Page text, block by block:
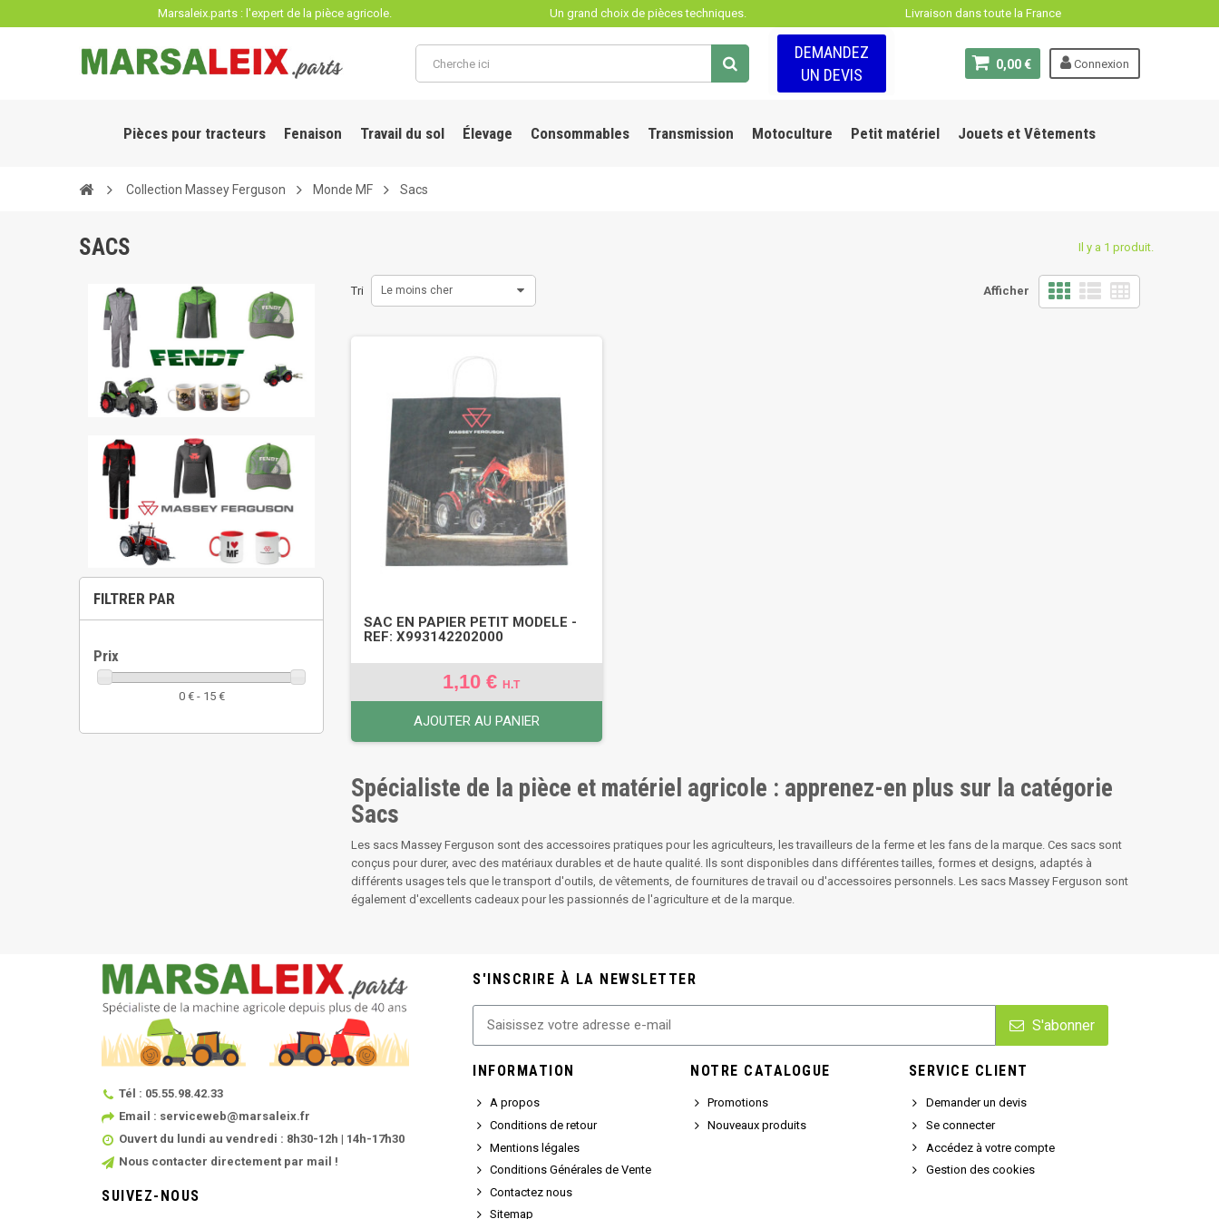
Marsaleix.parts : l'expert de la pièce agricole. Un grand choix de pièces techniques. Livraison dans toute la France
Connexion
0,00 €
DEMANDEZ
UN DEVIS
Pièces pour tracteurs Fenaison Travail du sol Élevage Consommables Transmission Motoculture Petit matériel Jouets et Vêtements
Collection Massey Ferguson Monde MF Sacs
SACS Il y a 1 produit.
FILTRER PAR
Prix
0 € - 15 €
Afficher
Tri Le moins cher
SAC EN PAPIER PETIT MODELE -
REF: X993142202000
1,10 € H.T
AJOUTER AU PANIER
Spécialiste de la pièce et matériel agricole : apprenez-en plus sur la catégorie
Sacs
Les sacs Massey Ferguson sont des accessoires pratiques pour les agriculteurs, les travailleurs de la ferme et les fans de la marque. Ces sacs sont
conçus pour durer, avec des matériaux durables et de haute qualité. Ils sont disponibles dans différentes tailles, formes et designs, adaptés à
différents usages tels que le transport d'outils, de vêtements, de fournitures de travail ou d'accessoires personnels. Les sacs Massey Ferguson sont
également d'excellents cadeaux pour les passionnés de l'agriculture et de la marque.
Tél : 05.55.98.42.33
Email : serviceweb@marsaleix.fr
Ouvert du lundi au vendredi : 8h30-12h | 14h-17h30
Nous contacter directement par mail !
SUIVEZ-NOUS
S'INSCRIRE À LA NEWSLETTER
S'abonner
INFORMATION
A propos
Conditions de retour
Mentions légales
Conditions Générales de Vente
Contactez nous
Sitemap
NOTRE CATALOGUE
Promotions
Nouveaux produits
SERVICE CLIENT
Demander un devis
Se connecter
Accédez à votre compte
Gestion des cookies
Panneau de gestion des cookies